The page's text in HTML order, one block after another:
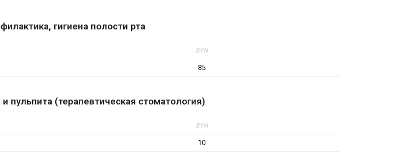
гигиена полости рта
BYN
85
пульпита (терапевтическая стоматология)
BYN
10